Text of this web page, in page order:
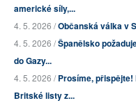
americké síly,...
4. 5. 2026 /Občanská válka v
4. 5. 2026 /Španělsko
do Gazy...
4. 5. 2026 /Prosíme,
Britské listy z...